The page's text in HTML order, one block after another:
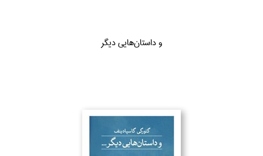
و داستان‌هايي ديگر